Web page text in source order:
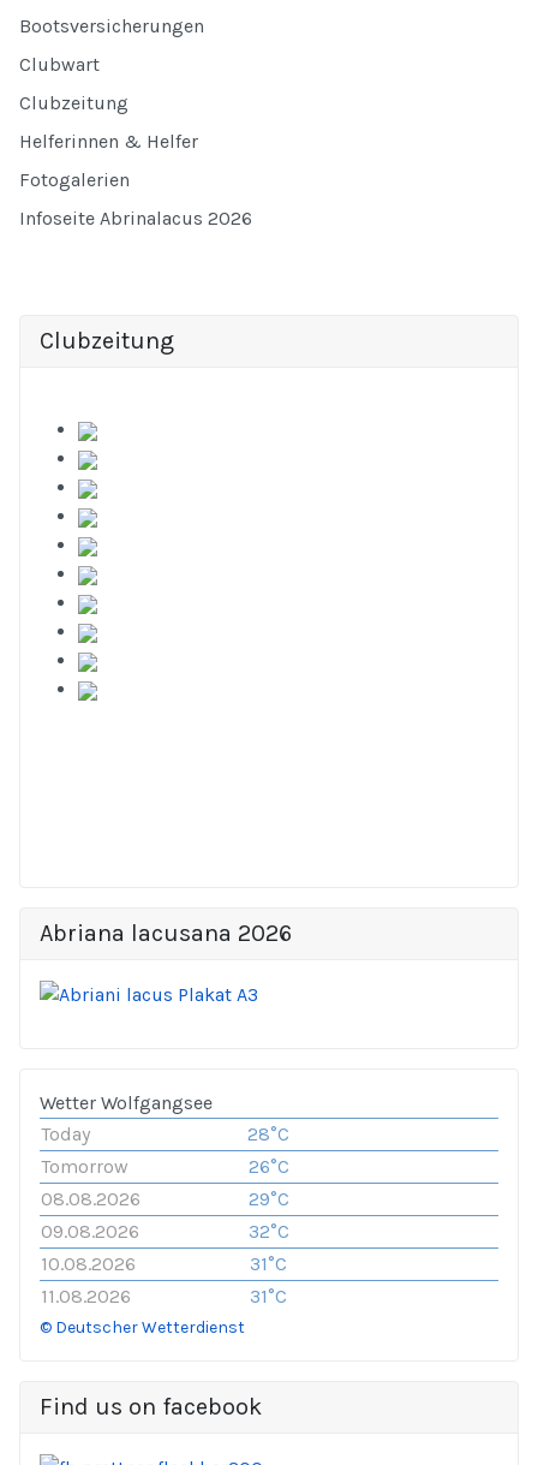
Bootsversicherungen
Clubwart
Clubzeitung
Helferinnen & Helfer
Fotogalerien
Infoseite Abrinalacus 2026
Clubzeitung
Abriana lacusana 2026
Wetter Wolfgangsee
Today
28°C
Tomorrow
26°C
08.08.2026
29°C
09.08.2026
32°C
10.08.2026
31°C
11.08.2026
31°C
© Deutscher Wetterdienst
Find us on facebook